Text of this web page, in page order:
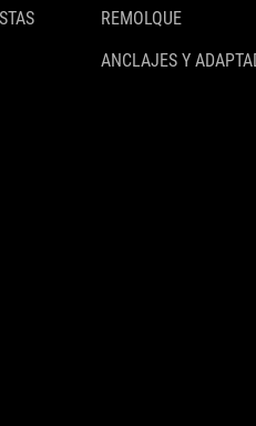
REMOLQUE
ANCLAJES Y